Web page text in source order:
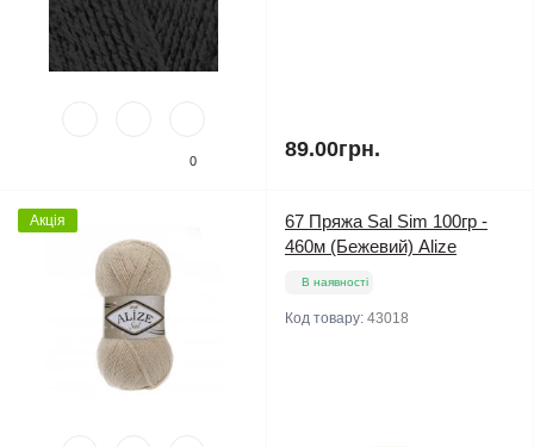
0 89.00грн.
Акція
67 Пряжа Sal Sim 100гр -
460м (Бежевий) Alize
В наявності
Код товару: 43018